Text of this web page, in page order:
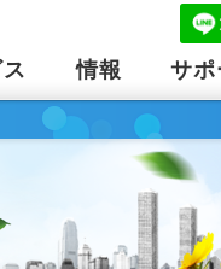
情報 サポ